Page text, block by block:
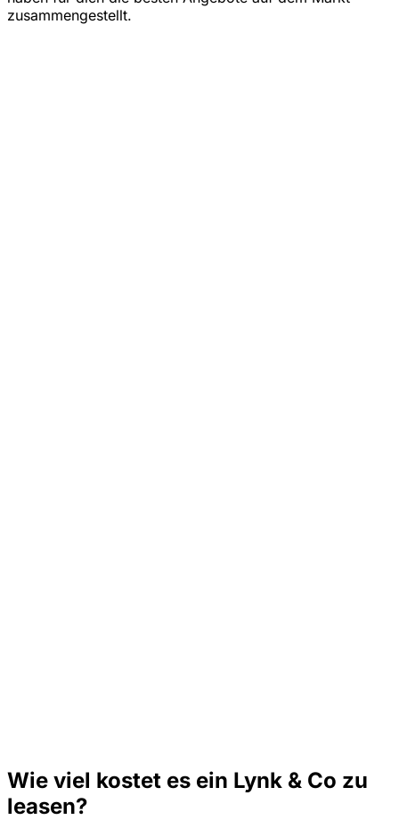
zusammengestellt.
Wie viel kostet es ein Lynk & Co zu
leasen?